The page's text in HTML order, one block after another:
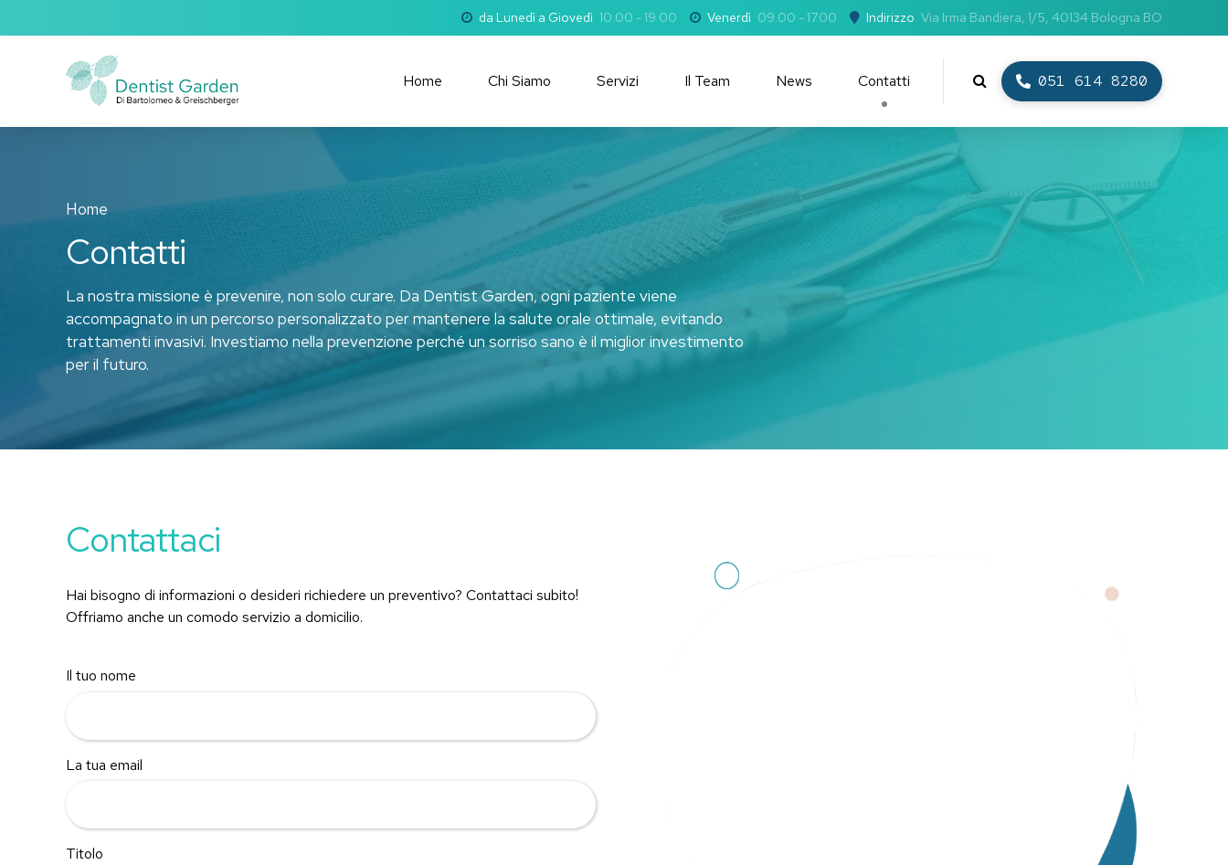
da Lunedì a Giovedì 10.00 - 19.00 Venerdì 09.00 - 17.00 Indirizzo Via Irma Bandiera, 1/5, 40134 Bologna BO
051 614 8280
Home Chi Siamo Servizi Il Team News Contatti
Home
Contatti
La nostra missione è prevenire, non solo curare. Da Dentist Garden, ogni paziente viene
accompagnato in un percorso personalizzato per mantenere la salute orale ottimale, evitando
trattamenti invasivi. Investiamo nella prevenzione perché un sorriso sano è il miglior investimento
per il futuro.
Contattaci
Hai bisogno di informazioni o desideri richiedere un preventivo? Contattaci subito!
Offriamo anche un comodo servizio a domicilio.
Il tuo nome
La tua email
Titolo